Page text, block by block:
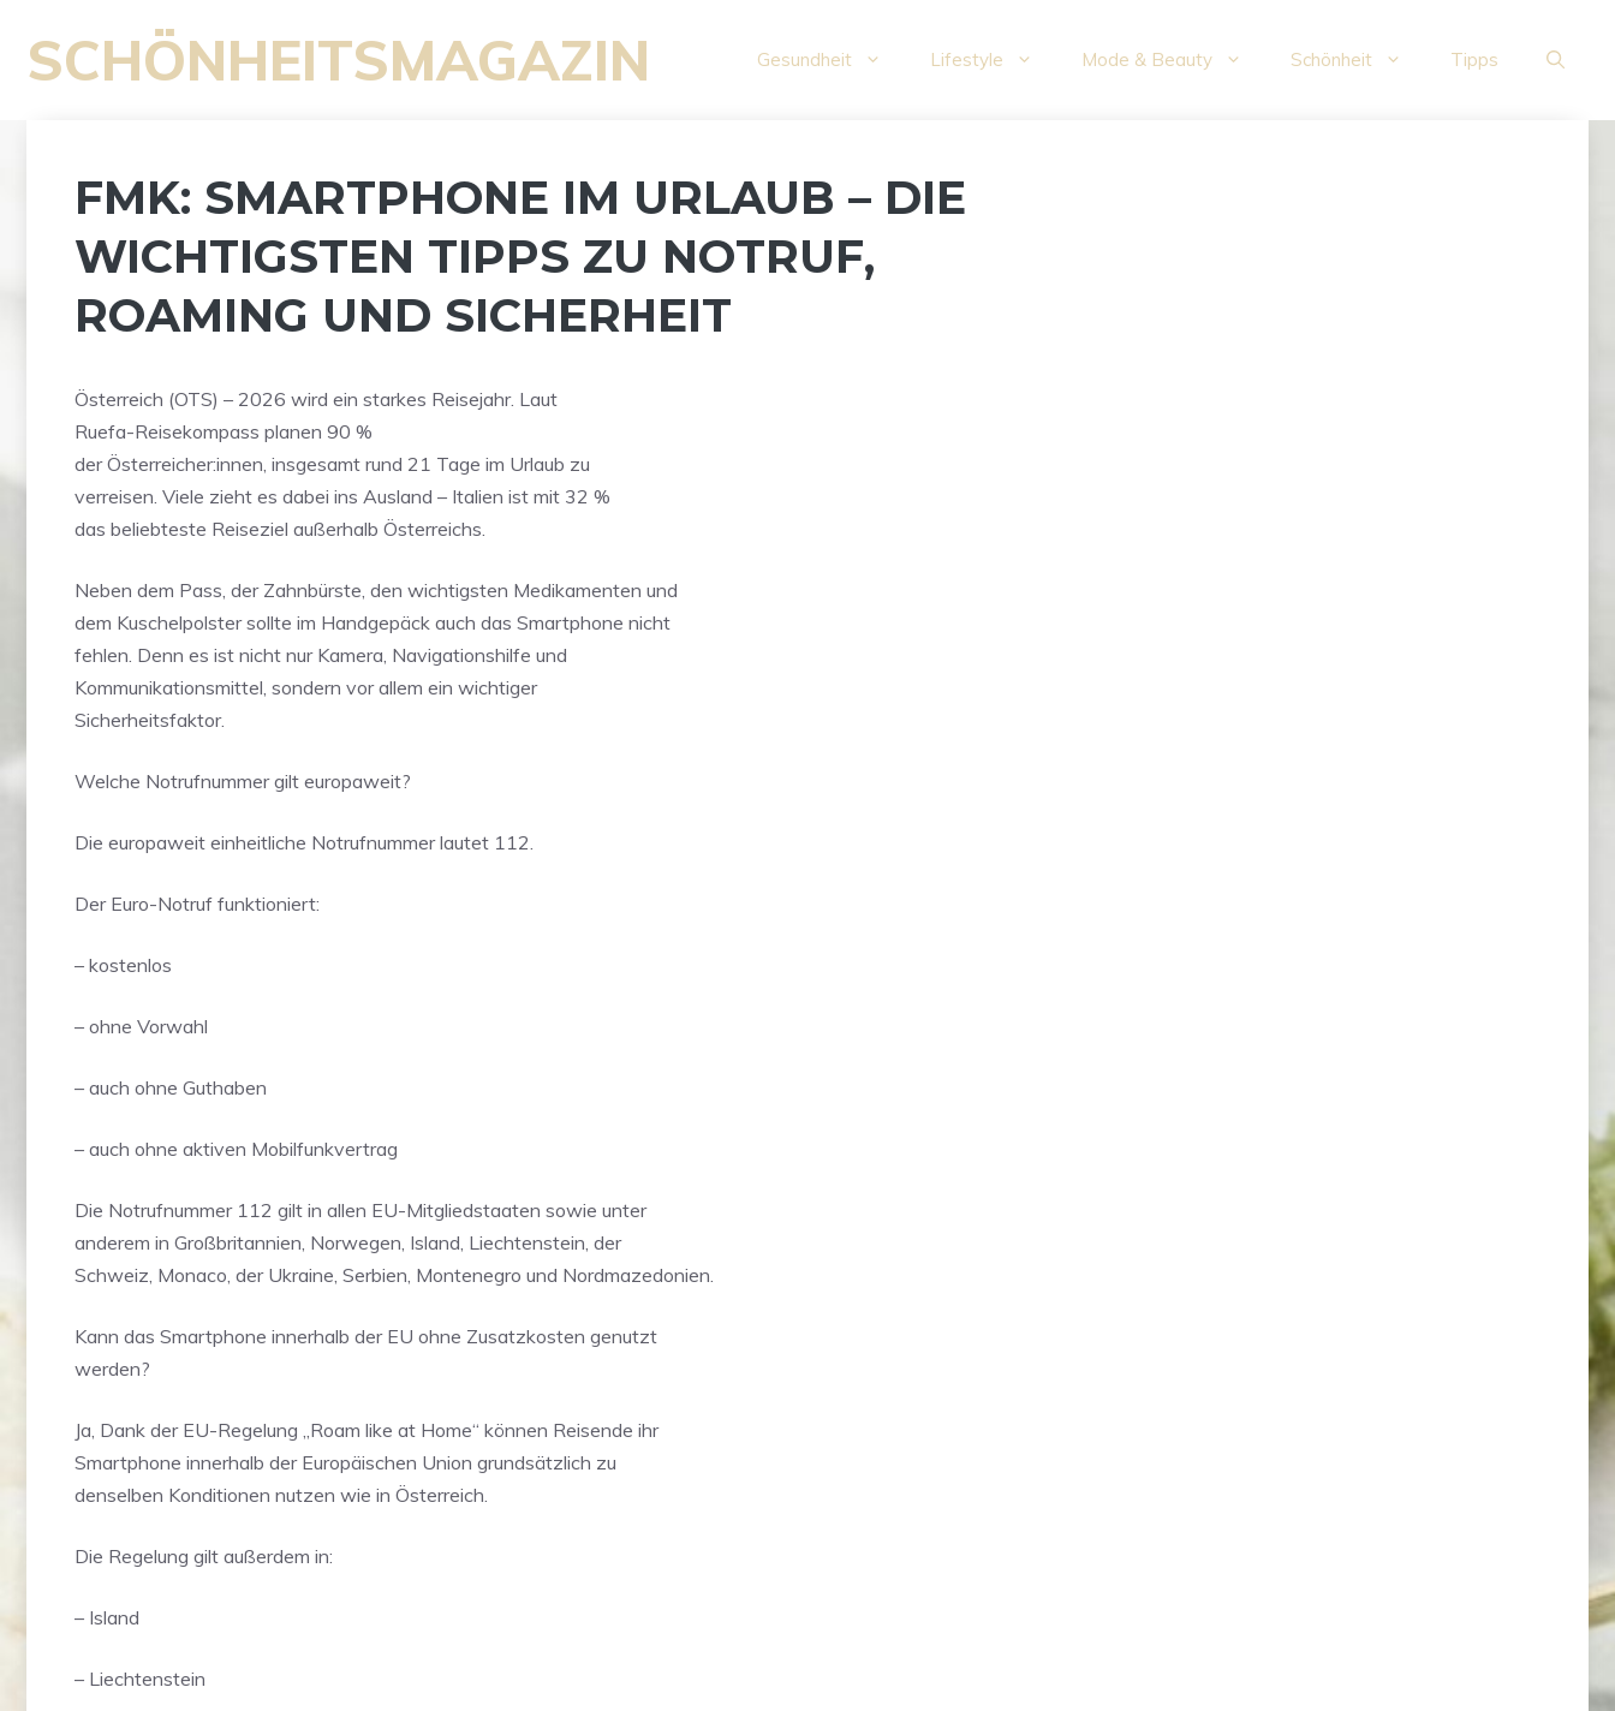
Inhalt
springen
SCHÖNHEITSMAGAZIN Gesundheit Lifestyle Mode & Beauty Schönheit Tipps
FMK: SMARTPHONE IM URLAUB – DIE
WICHTIGSTEN TIPPS ZU NOTRUF,
ROAMING UND SICHERHEIT
Österreich (OTS) – 2026 wird ein starkes Reisejahr. Laut
Ruefa-Reisekompass planen 90 %
der Österreicher:innen, insgesamt rund 21 Tage im Urlaub zu
verreisen. Viele zieht es dabei ins Ausland – Italien ist mit 32 %
das beliebteste Reiseziel außerhalb Österreichs.
Neben dem Pass, der Zahnbürste, den wichtigsten Medikamenten und
dem Kuschelpolster sollte im Handgepäck auch das Smartphone nicht
fehlen. Denn es ist nicht nur Kamera, Navigationshilfe und
Kommunikationsmittel, sondern vor allem ein wichtiger
Sicherheitsfaktor.
Welche Notrufnummer gilt europaweit?
Die europaweit einheitliche Notrufnummer lautet 112.
Der Euro-Notruf funktioniert:
– kostenlos
– ohne Vorwahl
– auch ohne Guthaben
– auch ohne aktiven Mobilfunkvertrag
Die Notrufnummer 112 gilt in allen EU-Mitgliedstaaten sowie unter
anderem in Großbritannien, Norwegen, Island, Liechtenstein, der
Schweiz, Monaco, der Ukraine, Serbien, Montenegro und Nordmazedonien.
Kann das Smartphone innerhalb der EU ohne Zusatzkosten genutzt
werden?
Ja, Dank der EU-Regelung „Roam like at Home“ können Reisende ihr
Smartphone innerhalb der Europäischen Union grundsätzlich zu
denselben Konditionen nutzen wie in Österreich.
Die Regelung gilt außerdem in:
– Island
– Liechtenstein